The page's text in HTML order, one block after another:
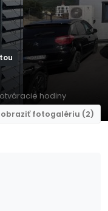
hodiny
fotogalériu (2)